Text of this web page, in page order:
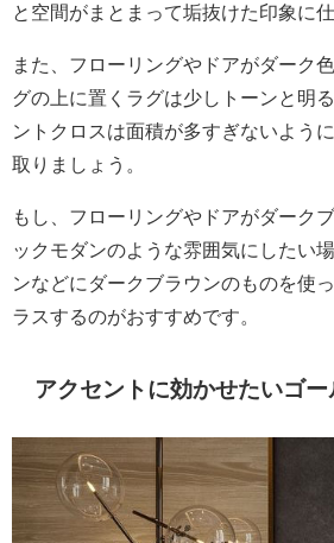
と空間がまとまって垢抜けた印象に
また、フローリングやドアがダーク
グの上に置くラグは少しトーンと明
ントクロスは面積が多すぎないよう
取りましょう。
もし、フローリングやドアがダーク
ックモダンのような雰囲気にしたい
ンなどにダークブラウンのものを使
ラスするのがおすすめです。
アクセントに効かせたいゴー